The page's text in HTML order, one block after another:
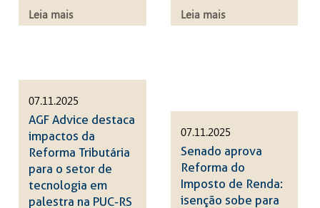
Leia mais
Leia mais
07.11.2025
AGF Advice destaca
impactos da
Reforma Tributária
para o setor de
tecnologia em
palestra na PUC-RS
07.11.2025
Senado aprova
Reforma do
Imposto de Renda:
isenção sobe para